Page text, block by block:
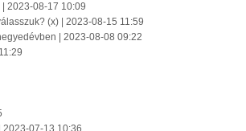
2023-08-17 10:09
(x) | 2023-08-15 11:59
| 2023-08-08 09:22
2023-07-13 10:36